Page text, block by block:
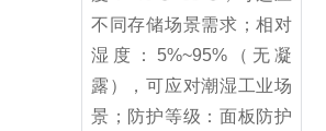
不同存储场景需求；相对
湿度：5%~95%（无凝
露），可应对潮湿工业场
景；防护等级：面板防护